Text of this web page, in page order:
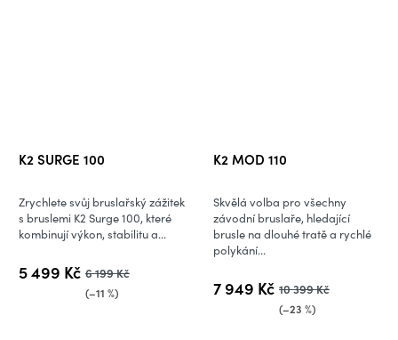
K2 SURGE 100
5 499 Kč 6 199 Kč
(–11 %)
Zrychlete svůj bruslařský zážitek
s bruslemi K2 Surge 100, které
kombinují výkon, stabilitu a...
K2 MOD 110
7 949 Kč 10 399 Kč
(–23 %)
Skvělá volba pro všechny
závodní bruslaře, hledající
brusle na dlouhé tratě a rychlé
polykání...